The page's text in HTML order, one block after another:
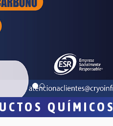
QUÍMICOS